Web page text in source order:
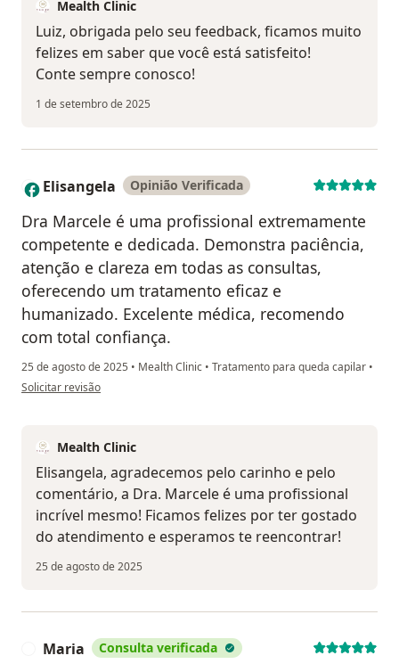
Mealth Clinic
Luiz, obrigada pelo seu feedback, ficamos muito
felizes em saber que você está satisfeito!
Conte sempre conosco!
1 de setembro de 2025
E Elisangela Opinião Verificada
Dra Marcele é uma profissional extremamente
competente e dedicada. Demonstra paciência,
atenção e clareza em todas as consultas,
oferecendo um tratamento eficaz e
humanizado. Excelente médica, recomendo
com total confiança.
25 de agosto de 2025 • Mealth Clinic • Tratamento para queda capilar •
na opinião do utilizador Elisangela
Solicitar revisão
Mealth Clinic
Elisangela, agradecemos pelo carinho e pelo
comentário, a Dra. Marcele é uma profissional
incrível mesmo! Ficamos felizes por ter gostado
do atendimento e esperamos te reencontrar!
25 de agosto de 2025
Maria Consulta verificada